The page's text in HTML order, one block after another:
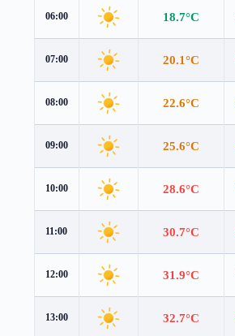
06:00 18.7°C
07:00 20.1°C
08:00 22.6°C
09:00 25.6°C
10:00 28.6°C
11:00 30.7°C
12:00 31.9°C
13:00 32.7°C